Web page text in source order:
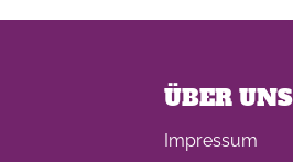
ÜBER UNS
Impressum